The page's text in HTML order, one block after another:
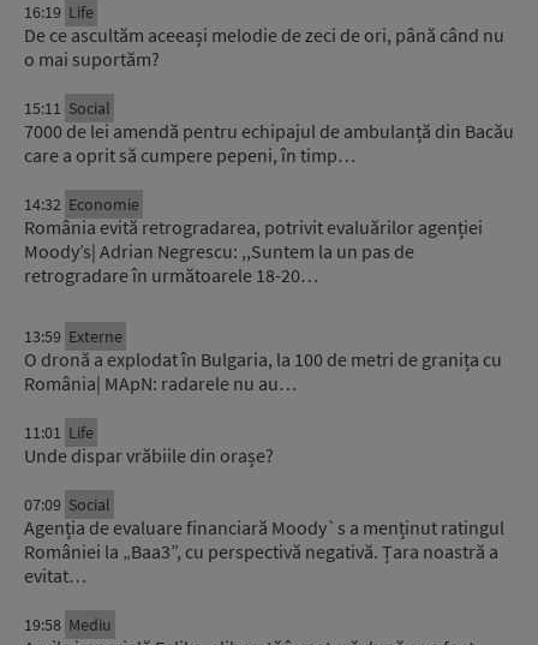
16:19 Life
De ce ascultăm aceeași melodie de zeci de ori, până când nu
o mai suportăm?
15:11 Social
7000 de lei amendă pentru echipajul de ambulanță din Bacău
care a oprit să cumpere pepeni, în timp…
14:32 Economie
România evită retrogradarea, potrivit evaluărilor agenției
Moody’s| Adrian Negrescu: ,,Suntem la un pas de
retrogradare în următoarele 18-20…
13:59 Externe
O dronă a explodat în Bulgaria, la 100 de metri de granița cu
România| MApN: radarele nu au…
11:01 Life
Unde dispar vrăbiile din orașe?
07:09 Social
Agenția de evaluare financiară Moody`s a menținut ratingul
României la „Baa3”, cu perspectivă negativă. Țara noastră a
evitat…
19:58 Mediu